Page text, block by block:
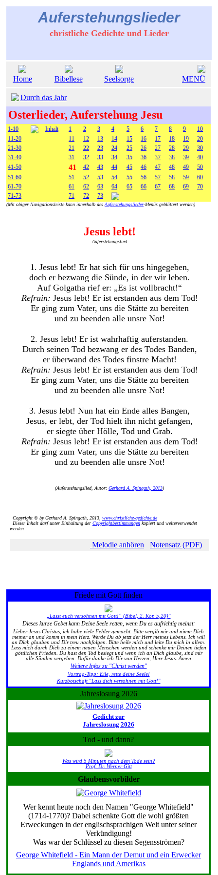
Auferstehungslieder
christliche Gedichte und Lieder
Home Bibellese Seelsorge MENÜ
Durch das Jahr
Osterlieder, Auferstehung Jesu
1-10 Inhalt 1 2 3 4 5 6 7 8 9
10
11-20
11 12 13 14 15 16 17 18 19
20
21-30
21 22 23 24 25 26 27 28 29
30
31-40
31 32 33 34 35 36 37 38 39
40
41-50
41 42 43 44 45 46 47 48 49
50
51-60
51 52 53 54 55 56 57 58 59
60
61-70
61 62 63 64 65 66 67 68 69
70
71-73
71 72 73
(Mit obiger Navigationsleiste kann innerhalb des Auferstehungslieder-Menüs geblättert werden)
Jesus lebt!
Auferstehungslied
1. Jesus lebt! Er hat sich für uns hingegeben,
doch er bezwang die Sünde, in der wir leben.
Auf Golgatha rief er: „Es ist vollbracht!“
Refrain: Jesus lebt! Er ist erstanden aus dem Tod!
Er ging zum Vater, uns die Stätte zu bereiten
und zu beenden alle unsre Not!
2. Jesus lebt! Er ist wahrhaftig auferstanden.
Durch seinen Tod bezwang er des Todes Banden,
er überwand des Todes finstre Macht!
Refrain: Jesus lebt! Er ist erstanden aus dem Tod!
Er ging zum Vater, uns die Stätte zu bereiten
und zu beenden alle unsre Not!
3. Jesus lebt! Nun hat ein Ende alles Bangen,
Jesus, er lebt, der Tod hielt ihn nicht gefangen,
er siegte über Hölle, Tod und Grab.
Refrain: Jesus lebt! Er ist erstanden aus dem Tod!
Er ging zum Vater, uns die Stätte zu bereiten
und zu beenden alle unsre Not!
(Auferstehungslied, Autor: Gerhard A. Spingath, 2013)
Copyright © by Gerhard A. Spingath, 2013, www.christliche-gedichte.de
Dieser Inhalt darf unter Einhaltung der Copyrightbestimmungen kopiert und weiterverwendet
werden
Melodie anhören Notensatz (PDF)
Friede mit Gott finden
„Lasst euch versöhnen mit Gott!“ (Bibel, 2. Kor. 5,20)"
Dieses kurze Gebet kann Deine Seele retten, wenn Du es aufrichtig meinst:
Lieber Jesus Christus, ich habe viele Fehler gemacht. Bitte vergib mir und nimm Dich
meiner an und komm in mein Herz. Werde Du ab jetzt der Herr meines Lebens. Ich will
an Dich glauben und Dir treu nachfolgen. Bitte heile mich und leite Du mich in allem.
Lass mich durch Dich zu einem neuen Menschen werden und schenke mir Deinen tiefen
göttlichen Frieden. Du hast den Tod besiegt und wenn ich an Dich glaube, sind mir
alle Sünden vergeben. Dafür danke ich Dir von Herzen, Herr Jesus. Amen
Weitere Infos zu "Christ werden"
Vortrag-Tipp: Eile, rette deine Seele!
Kurzbotschaft "Lass dich versöhnen mit Gott!"
Jahreslosung 2026
Gedicht zur
Jahreslosung 2026
Tod - und dann?
Was wird 5 Minuten nach dem Tode sein?
Prof. Dr. Werner Gitt
Glaubensvorbilder
Wer kennt heute noch den Namen "George Whitefield"
(1714-1770)? Dabei schenkte Gott die wohl größten
Erweckungen in der englischsprachigen Welt unter seiner
Verkündigung!
Was war der Schlüssel zu diesen Segensströmen?
George Whitefield - Ein Mann der Demut und ein Erwecker
Englands und Amerikas